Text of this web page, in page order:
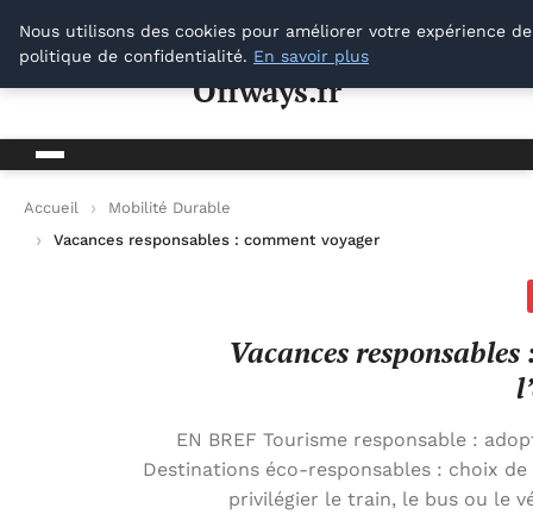
Offways.fr
Offways.fr
Accueil
Mobilité Durable
Vacances responsables : comment voyager tout en préservant
Vacances
EN BREF Tourisme responsable :
Destinations éco-responsables : choix
privilégier le train, le bus ou le
Nous utilisons des cookies pour améliorer votre expérience
politique de confidentialité. En savoir plus